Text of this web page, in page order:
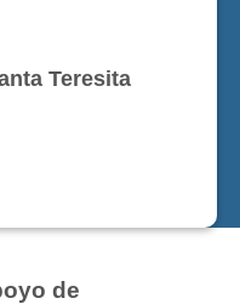
Teresita
de